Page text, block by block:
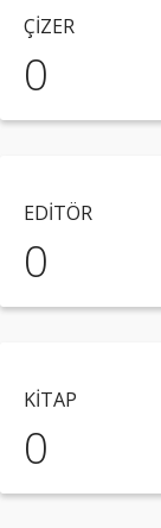
ÇİZER
0
EDİTÖR
0
KİTAP
0